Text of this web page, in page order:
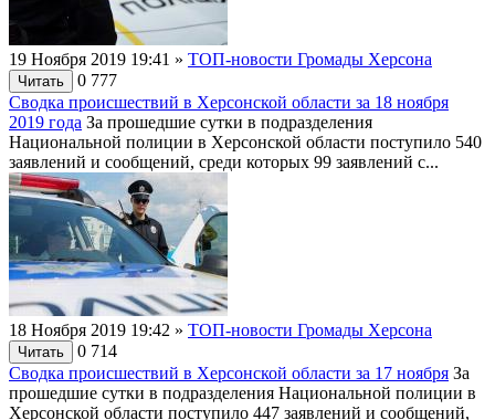
19 Ноября 2019 19:41 » ТОП-новости Громады Херсона
Читать 0 777
Сводка происшествий в Херсонской области за 18 ноября
2019 года За прошедшие сутки в подразделения
Национальной полиции в Херсонской области поступило 540
заявлений и сообщений, среди которых 99 заявлений с...
18 Ноября 2019 19:42 » ТОП-новости Громады Херсона
Читать 0 714
Сводка происшествий в Херсонской области за 17 ноября За
прошедшие сутки в подразделения Национальной полиции в
Херсонской области поступило 447 заявлений и сообщений,